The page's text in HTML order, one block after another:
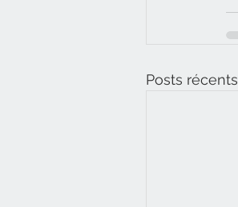
Posts récents